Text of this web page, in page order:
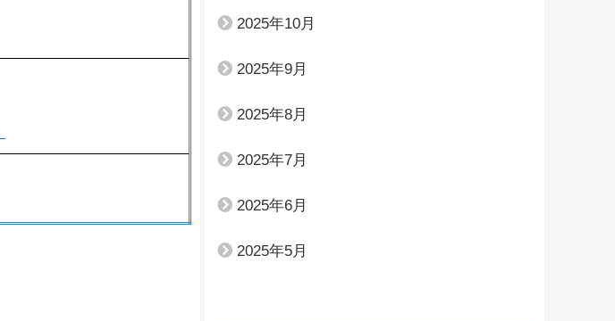
2025年10月
2025年9月
2025年8月
2025年7月
2025年6月
2025年5月